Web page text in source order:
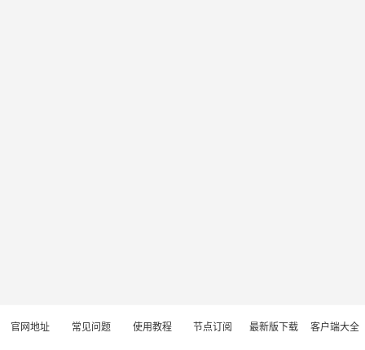
官网地址 常见问题 使用教程 节点订阅 最新版下载 客户端大全